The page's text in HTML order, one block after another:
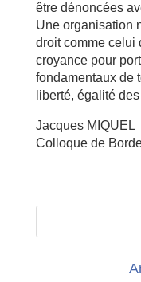
être dénoncées
Une organisation
droit comme celui
croyance pour
fondamentaux de
liberté, égalité
Jacques MIQUEL
Colloque de